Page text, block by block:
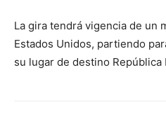
La gira tendrá vigencia de un
Estados Unidos, partiendo
su lugar de destino República